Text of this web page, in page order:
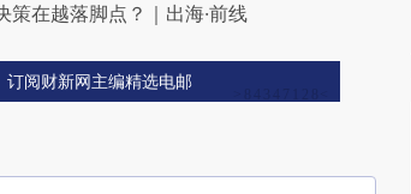
在越落脚点？｜出海·前线
订阅财新网主编精选电邮